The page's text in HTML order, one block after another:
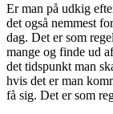
Er man på udkig
det også nemmest
dag. Det er som
mange og finde ud
det tidspunkt man
hvis det er man
få sig. Det er som